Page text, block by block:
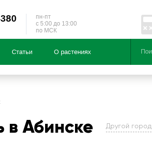
пн-пт
c 5:00 до 13:00
по МСК
Статьи О растениях
в Абинске Другой город